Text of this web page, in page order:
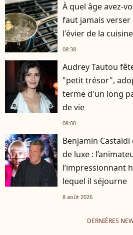
À quel âge avez-
faut jamais verser
l'évier de la
08:38
Audrey Tautou
"petit trésor",
terme d'un long
de vie
08:00
Benjamin
de luxe :
l’impressionnant
lequel il séjourne
8 août 2026
DERNIÈRES